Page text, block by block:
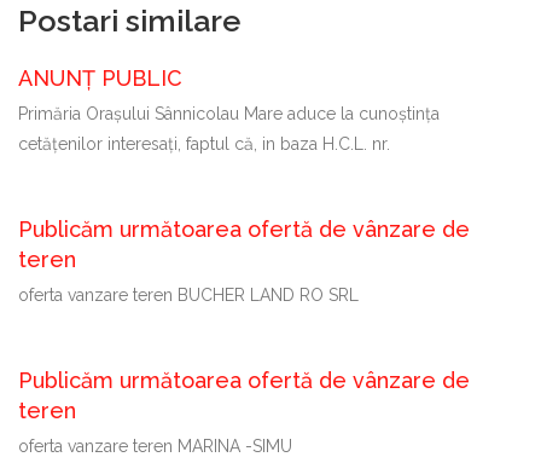
Postari similare
ANUNȚ PUBLIC
Primăria Oraşului Sânnicolau Mare aduce la cunoştinţa
cetăţenilor interesaţi, faptul că, in baza H.C.L. nr.
Publicăm următoarea ofertă de vânzare de
teren
oferta vanzare teren BUCHER LAND RO SRL
Publicăm următoarea ofertă de vânzare de
teren
oferta vanzare teren MARINA -SIMU